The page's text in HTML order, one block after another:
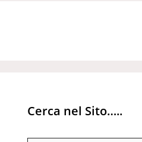
Cerca nel Sito…..